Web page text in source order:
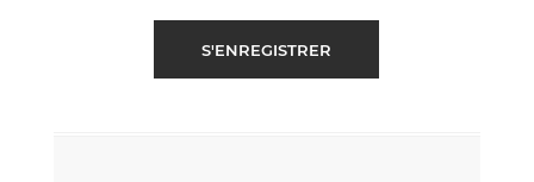
S'ENREGISTRER